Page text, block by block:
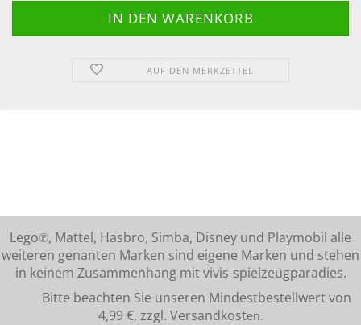
AUF DEN MERKZETTEL
Lego℗, Mattel, Hasbro, Simba, Disney und Playmobil alle
weiteren genanten Marken sind eigene Marken und stehen
in keinem Zusammenhang mit vivis-spielzeugparadies.
Bitte beachten Sie unseren Mindestbestellwert von
4,99 €, zzgl. Versandkosten.